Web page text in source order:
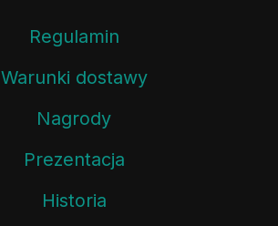
Regulamin
Warunki dostawy
Nagrody
Prezentacja
Historia